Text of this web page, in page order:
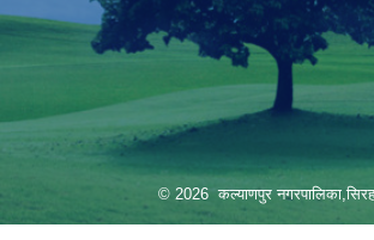
© 2026 कल्याणपुर